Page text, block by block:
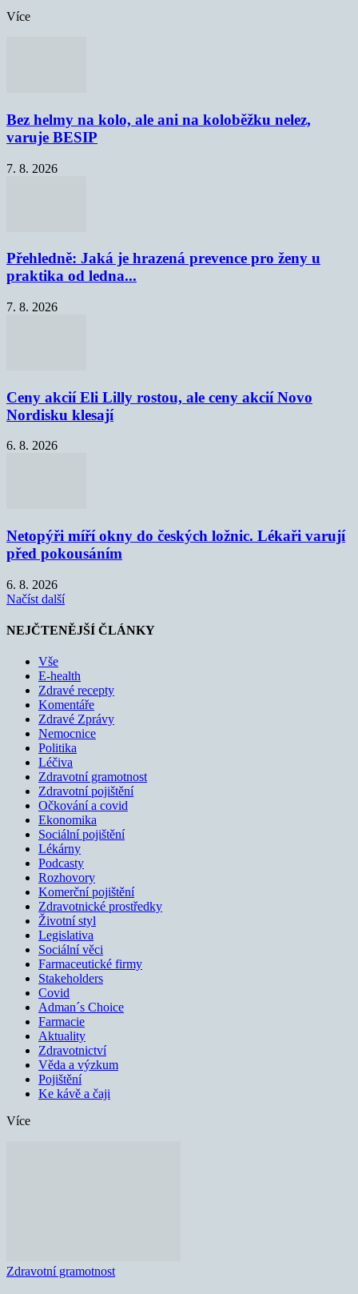
Více
Bez helmy na kolo, ale ani na koloběžku nelez,
varuje BESIP
7. 8. 2026
Přehledně: Jaká je hrazená prevence pro ženy u
praktika od ledna...
7. 8. 2026
Ceny akcií Eli Lilly rostou, ale ceny akcií Novo
Nordisku klesají
6. 8. 2026
Netopýři míří okny do českých ložnic. Lékaři varují
před pokousáním
6. 8. 2026
Načíst další
NEJČTENĚJŠÍ ČLÁNKY
Vše
E-health
Zdravé recepty
Komentáře
Zdravé Zprávy
Nemocnice
Politika
Léčiva
Zdravotní gramotnost
Zdravotní pojištění
Očkování a covid
Ekonomika
Sociální pojištění
Lékárny
Podcasty
Rozhovory
Komerční pojištění
Zdravotnické prostředky
Životní styl
Legislativa
Sociální věci
Farmaceutické firmy
Stakeholders
Covid
Adman´s Choice
Farmacie
Aktuality
Zdravotnictví
Věda a výzkum
Pojištění
Ke kávě a čaji
Více
Zdravotní gramotnost